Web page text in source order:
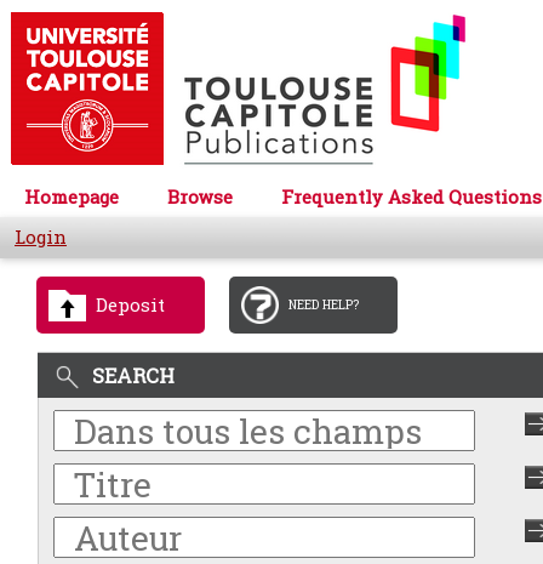
Homepage Browse
Frequently Asked Questions
Login
Deposit NEED HELP?
SEARCH